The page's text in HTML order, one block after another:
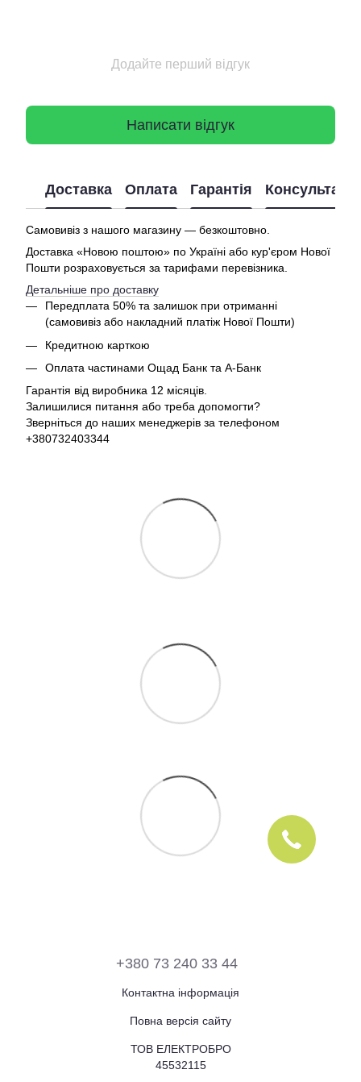
Додайте перший відгук
Написати відгук
Доставка Оплата Гарантія Консультація
Самовивіз з нашого магазину — безкоштовно.
Доставка «Новою поштою» по Україні або кур'єром Нової
Пошти розраховується за тарифами перевізника.
Детальніше про доставку
Передплата 50% та залишок при отриманні
(самовивіз або накладний платіж Нової Пошти)
Кредитною карткою
Оплата частинами Ощад Банк та А-Банк
Гарантія від виробника 12 місяців.
Залишилися питання або треба допомогти?
Зверніться до наших менеджерів за телефоном
+380732403344
+380 73 240 33 44
Контактна інформація
Повна версія сайту
ТОВ ЕЛЕКТРОБРО
45532115